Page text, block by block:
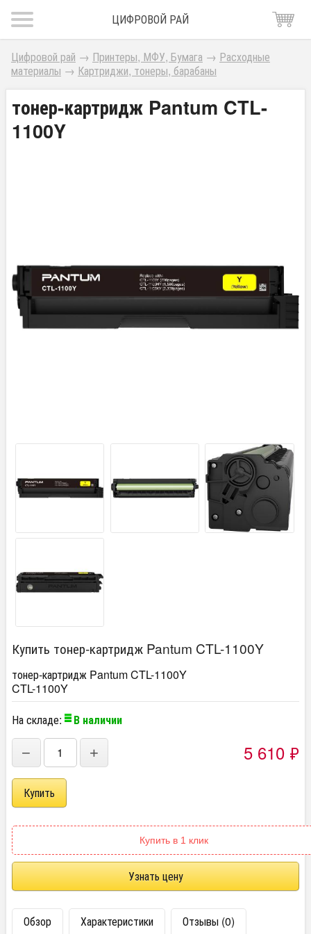
ЦИФРОВОЙ РАЙ
Цифровой рай → Принтеры, МФУ, Бумага → Расходные
материалы → Картриджи, тонеры, барабаны
тонер-картридж Pantum CTL-
1100Y
Купить тонер-картридж Pantum CTL-1100Y
тонер-картридж Pantum CTL-1100Y
CTL-1100Y
На складе:
В наличии
− + 5 610 ₽
Купить в 1 клик
Узнать цену
Обзор Характеристики Отзывы (0)